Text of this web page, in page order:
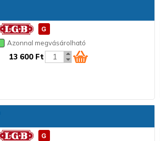
Azonnal megvásárolható
13 600 Ft